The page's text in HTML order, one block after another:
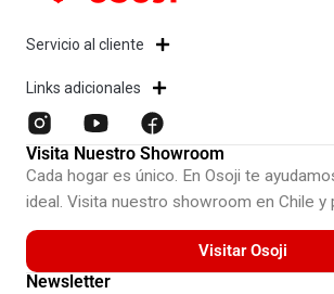
Servicio al cliente
Links adicionales
Visita Nuestro Showroom
Cada hogar es único. En Osoji te
ideal. Visita nuestro showroom en Chile y
Visitar Osoji
Newsletter